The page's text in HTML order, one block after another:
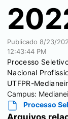
Publicado 8/23/
12:43:44 PM
Processo
Nacional
UTFPR-
Campus:
Processo
Arquivos